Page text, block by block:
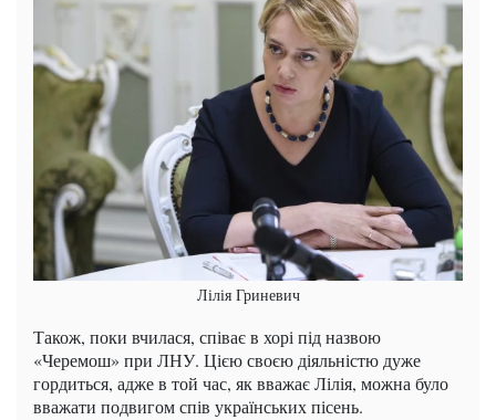
Лілія Гриневич
Також, поки вчилася, співає в хорі під назвою
«Черемош» при ЛНУ. Цією своєю діяльністю дуже
гордиться, адже в той час, як вважає Лілія, можна було
вважати подвигом спів українських пісень.